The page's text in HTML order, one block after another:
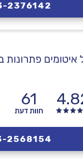
2376142
איטומים פתרונות
61
חוות דעת
2568154